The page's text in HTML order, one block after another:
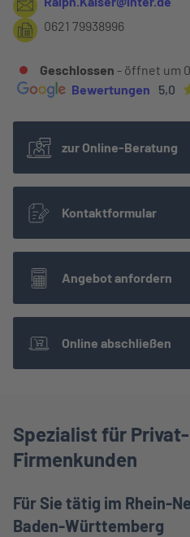
0621 79938996
Geschlossen - öffnet um
Bewertungen
5,0
zur Online-Beratung
Kontaktformular
Angebot anfordern
Online abschließen
Spezialist für
Firmenkunden
Für Sie tätig im Rhein-
Baden-Württemberg